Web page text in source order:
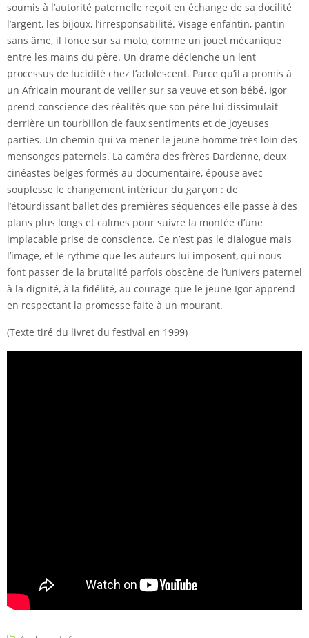
soumis à l’autorité paternelle reçoit en échange de sa docilité
l’argent, les bijoux, l’irresponsabilité. Visage enfantin, pantin
sans âme, il fonce sur sa moto, comme un jouet mécanique
entre les mains du père. Un drame déclenche un lent
processus de lucidité chez l’adolescent. Parce qu’il a promis à
un Africain mourant de veiller sur sa veuve et son bébé, Igor
prend conscience des réalités que son père lui dissimulait
derrière un tourbillon de faux sentiments et de joyeuses
parties. Un chemin qui va mener le jeune homme très loin des
mensonges paternels. La caméra des frères Dardenne, deux
cinéastes belges formés au documentaire, épouse avec
souplesse le changement intérieur du garçon : de
l’étourdissant ballet des premières séquences elle passe à des
plans plus longs et calmes pour suivre la montée d’une
implacable prise de conscience. Ce n’est pas le dialogue mais
l’image, et le rythme que les auteurs lui imposent, qui nous
font passer de la brutalité parfois obscène de l’univers paternel
à la dignité, à la fidélité, au courage que le jeune Igor apprend
en respectant la promesse faite à un mourant.
(Texte tiré du livret du festival en 1999)